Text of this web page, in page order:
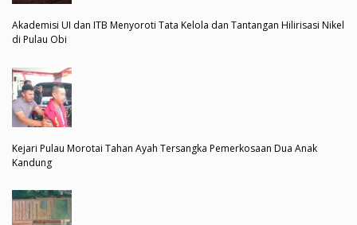
Akademisi UI dan ITB Menyoroti Tata Kelola dan Tantangan Hilirisasi Nikel
di Pulau Obi
Kejari Pulau Morotai Tahan Ayah Tersangka Pemerkosaan Dua Anak
Kandung